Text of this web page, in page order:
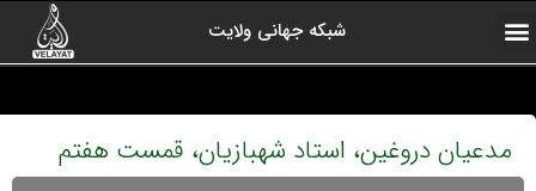
شبکه جهانی ولایت
مدعیان دروغین، استاد شهبازیان، قمست هفتم